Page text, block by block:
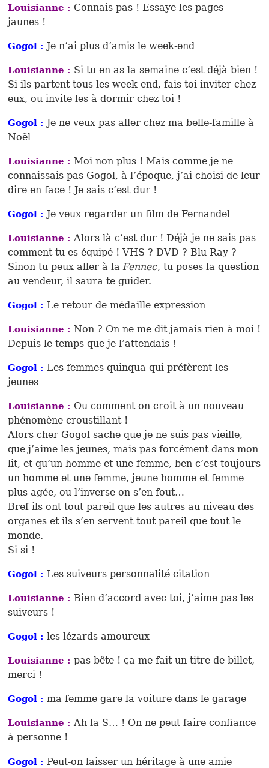
Louisianne : Connais pas ! Essaye les pages
jaunes !
Gogol : Je n’ai plus d’amis le week-end
Louisianne : Si tu en as la semaine c’est déjà bien !
Si ils partent tous les week-end, fais toi inviter chez
eux, ou invite les à dormir chez toi !
Gogol :Je ne veux pas aller chez ma belle-famille à
Noël
Louisianne : Moi non plus ! Mais comme je ne
connaissais pas Gogol, à l’époque, j’ai choisi de leur
dire en face ! Je sais c’est dur !
Gogol :Je veux regarder un film de Fernandel
Louisianne :Alors là c’est dur ! Déjà je ne sais pas
comment tu es équipé ! VHS ? DVD ? Blu Ray ?
Sinon tu peux aller à laFennec, tu poses la question
au vendeur, il saura te guider.
Gogol : Le retour de médaille expression
Louisianne : Non ? On ne me dit jamais rien à moi !
Depuis le temps que je l’attendais !
Gogol : Les femmes quinqua qui préfèrent les
jeunes
Louisianne : Ou comment on croit à un nouveau
phénomène croustillant !
Alors cher Gogol sache que je ne suis pas vieille,
que j’aime les jeunes, mais pas forcément dans mon
lit, et qu’un homme et une femme, ben c’est toujours
un homme et une femme, jeune homme et femme
plus agée, ou l’inverse on s’en fout…
Bref ils ont tout pareil que les autres au niveau des
organes et ils s’en servent tout pareil que tout le
monde.
Si si !
Gogol : Les suiveurs personnalité citation
Louisianne : Bien d’accord avec toi, j’aime pas les
suiveurs !
Gogol : les lézards amoureux
Louisianne : pas bête ! ça me fait un titre de billet,
merci !
Gogol : ma femme gare la voiture dans le garage
Louisianne : Ah la S… ! On ne peut faire confiance
à personne !
Gogol : Peut-on laisser un héritage à une amie